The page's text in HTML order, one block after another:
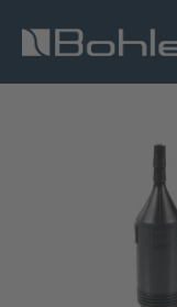
springen